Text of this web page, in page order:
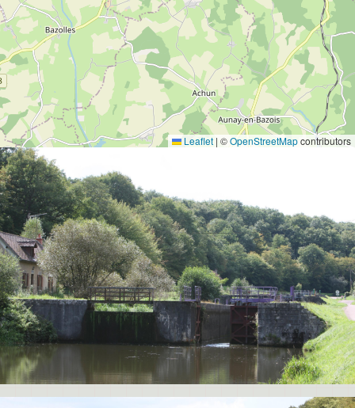
Leaflet | ©OpenStreetMapcontributors